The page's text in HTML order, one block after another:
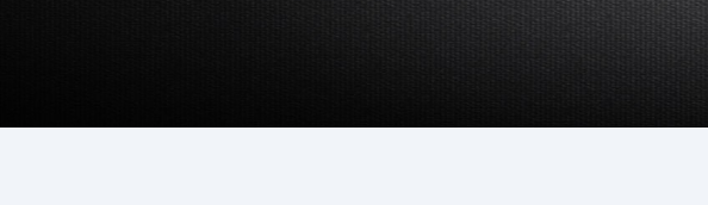
上证综指 3900.35 +21.92 +0.57%